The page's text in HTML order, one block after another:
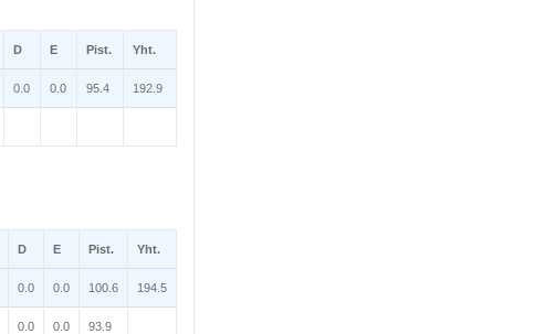
D E Pist. Yht.
0.0 0.0 95.4 192.9
D E Pist. Yht.
0.0 0.0 100.6 194.5
0.0 0.0 93.9